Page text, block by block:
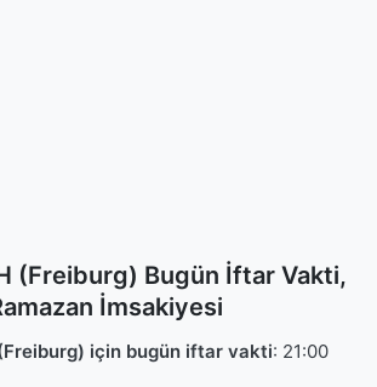
(Freiburg) Bugün İftar Vakti,
İmsakiyesi
için bugün iftar vakti: 21:00